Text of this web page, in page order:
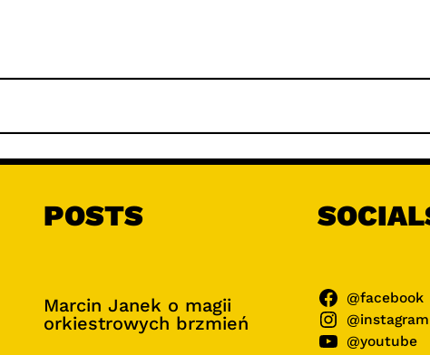
POSTS
Marcin Janek o magii
orkiestrowych brzmień
@facebook
@instagram
@youtube